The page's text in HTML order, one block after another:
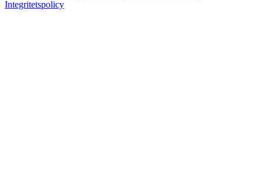
Integritetspolicy